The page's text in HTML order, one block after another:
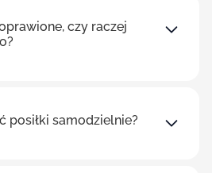
czy raczej
posiłki samodzielnie?